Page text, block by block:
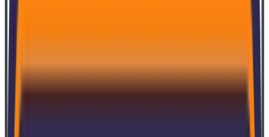
Mais sobre a SoftExpert
Algumas histórias de sucesso